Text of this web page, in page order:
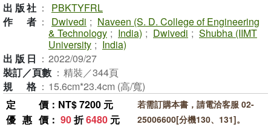
出版社 ：
PBKTYFRL
作者 ： Dwivedi ; Naveen (S. D. College of Engineering
& Technology ; India) ; Dwivedi ; Shubha (IIMT
University ; India)
出版日 ： 2022/09/27
裝訂／頁數 ： 精裝／344頁
規格 ： 15.6cm*23.4cm (高/寬)
定價 ：NT$ 7200 元
優惠價 ： 90折6480 元
若需訂購本書，請電洽客服 02-
25006600[分機130、131]。